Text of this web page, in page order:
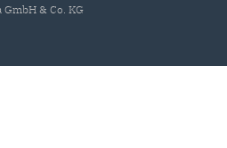
GmbH & Co. KG